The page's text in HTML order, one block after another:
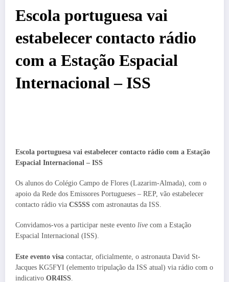
Escola portuguesa vai
estabelecer contacto rádio
com a Estação Espacial
Internacional – ISS
Escola portuguesa vai estabelecer contacto rádio com a Estação
Espacial Internacional – ISS
Os alunos do Colégio Campo de Flores (Lazarim-Almada), com o
apoio da Rede dos Emissores Portugueses – REP, vão estabelecer
contacto rádio via CS5SS com astronautas da ISS.
Convidamos-vos a participar neste evento live com a Estação
Espacial Internacional (ISS).
Este evento visa contactar, oficialmente, o astronauta David St-
Jacques KG5FYI (elemento tripulação da ISS atual) via rádio com o
indicativo OR4ISS